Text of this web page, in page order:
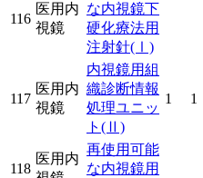
116
医用内
視鏡
な内視鏡下
硬化療法用
注射針(Ⅰ)
117
医用内
視鏡
内視鏡用組
織診断情報
処理ユニッ
ト (Ⅱ)
1 1
118
医用内
再使用可能
な内視鏡用